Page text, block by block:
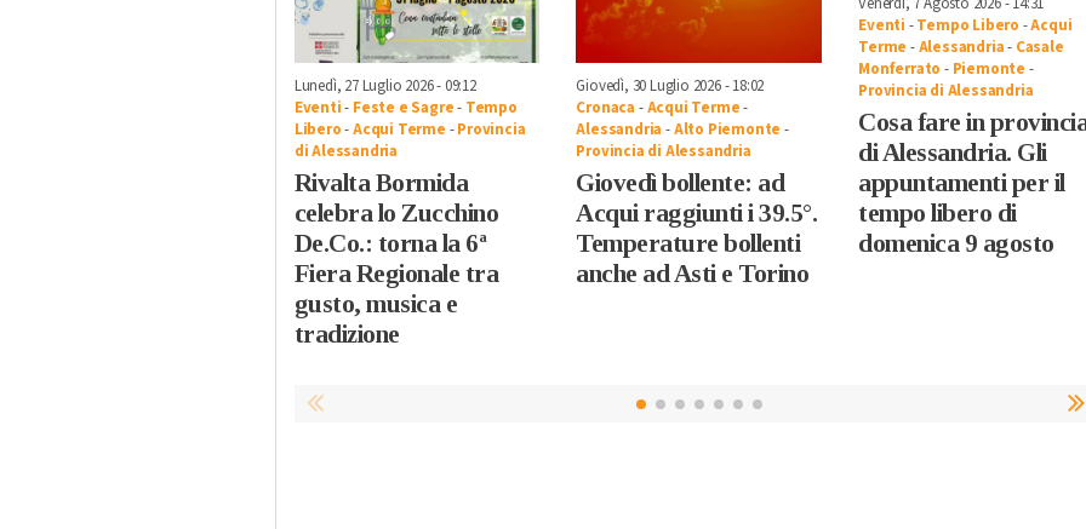
Lunedì, 27 Luglio 2026 - 09:12
Eventi- Feste e Sagre- Tempo
Libero-Acqui Terme -Provincia
di Alessandria
Rivalta Bormida
celebra lo Zucchino
De.Co.: torna la 6ª
Fiera Regionale tra
gusto, musica e
tradizione
Giovedì, 30 Luglio 2026 - 18:02
Cronaca -Acqui Terme-
Alessandria -Alto Piemonte -
Provincia di Alessandria
Giovedì bollente: ad
Acqui raggiunti i 39.5°.
Temperature bollenti
anche ad Asti e Torino
Eventi -Tempo Libero -Acqui
Terme -Alessandria- Casale
Monferrato - Piemonte -
Provincia di Alessandria
Cosa fare in
di Alessandria. Gli
appuntamenti per il
tempo libero di
domenica 9 agosto